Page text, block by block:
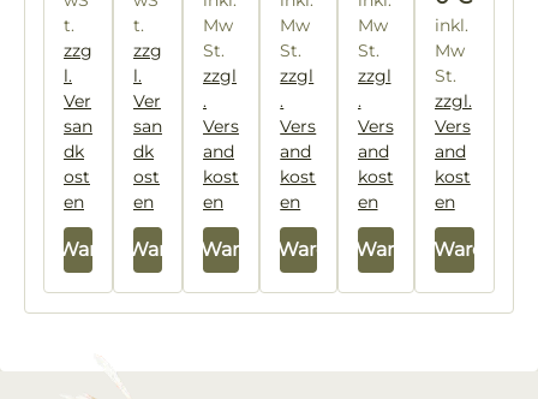
t.
zzg
l.
Ver
san
dk
ost
en
den Warenkorb
te
r
t.
zzg
l.
Ver
san
dk
ost
en
In den Warenkorb
Mw
St.
zzgl
.
Vers
and
kost
en
In den Warenkorb
Mw
St.
zzgl
.
Vers
and
kost
en
In den Warenkorb
Mw
St.
zzgl
.
Vers
and
kost
en
In den Warenkorb
inkl.
Mw
St.
zzgl.
Vers
and
kost
en
In den